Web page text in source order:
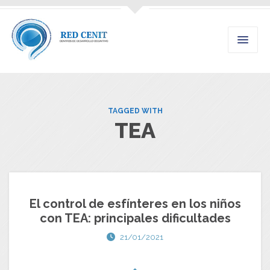
TAGGED WITH
TEA
El control de esfínteres en los niños
con TEA: principales dificultades
21/01/2021